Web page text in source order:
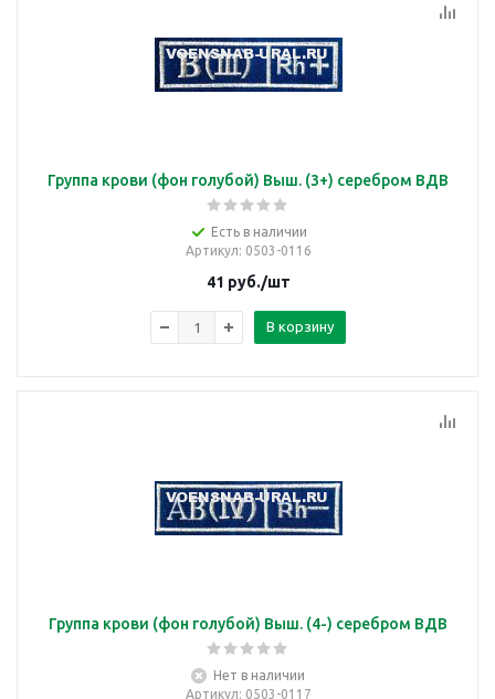
Группа крови (фон голубой) Выш. (3+) серебром ВДВ
Есть в наличии
Артикул: 0503-0116
41 руб./шт
В корзину
Группа крови (фон голубой) Выш. (4-) серебром ВДВ
Нет в наличии
Артикул: 0503-0117